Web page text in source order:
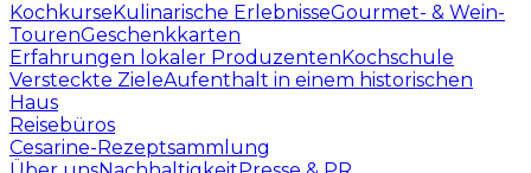
KochkurseKulinarische ErlebnisseGourmet- & Wein-
TourenGeschenkkarten
Erfahrungen lokaler ProduzentenKochschule
Versteckte ZieleAufenthalt in einem historischen
Haus
Reisebüros
Cesarine-Rezeptsammlung